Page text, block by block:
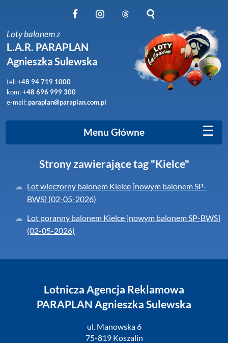
Obserwuj nas na Instagram
Obserwuj nas na Threads
Szukaj na stronie
Loty balonem z
L.A.R. PARAPLAN
Agnieszka Sulewska
tel:+48 94 719 1000
kom:+48 696 999 300
e-mail:paraplan@paraplan.com.pl
Menu Główne ☰
Strony zawierające tag "Kielce"
Lot wieczorny balonem Kielce [nowym balonem SP-
BWS] (02-05-2026)
Lot poranny balonem Kielce [nowym balonem SP-BWS]
(02-05-2026)
Lotnicza Agencja Reklamowa
PARAPLAN Agnieszka Sulewska
ul. Manowska 6
75-819 Koszalin